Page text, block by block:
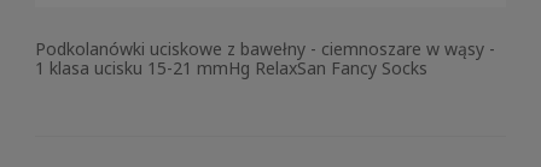
Podkolanówki uciskowe z bawełny - ciemnoszare w wąsy -
1 klasa ucisku 15-21 mmHg RelaxSan Fancy Socks